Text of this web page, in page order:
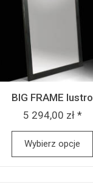
BIG FRAME lustro
5 294,00 zł *
Wybierz opcje